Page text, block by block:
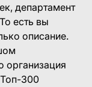
департамент
есть вы
описание.
организация
300